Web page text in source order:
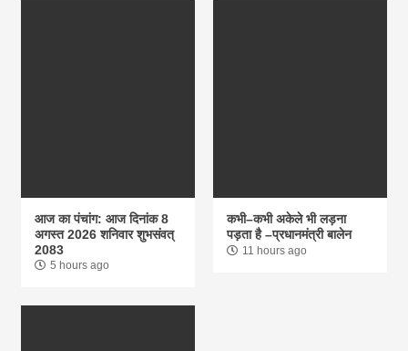
आज का पंचांग: आज दिनांक 8
अगस्त 2026 शनिवार शुभसंवत्
2083
5 hours ago
कभी–कभी अकेले भी लड़ना
पड़ता है –प्रधानमंत्री बालेन
11 hours ago